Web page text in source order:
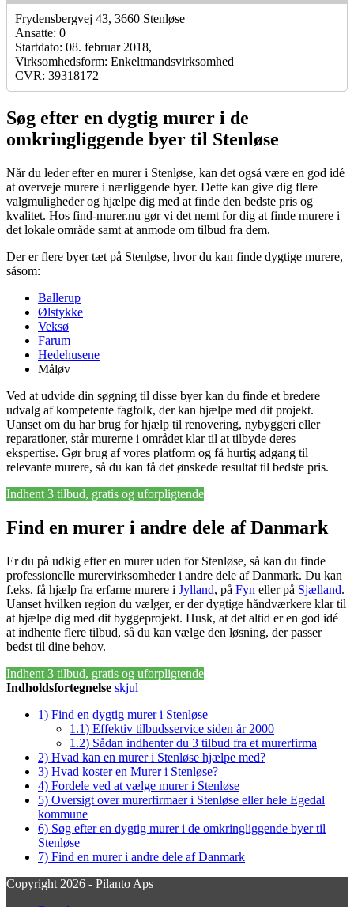
Frydensbergvej 43, 3660 Stenløse
Ansatte: 0
Startdato: 08. februar 2018,
Virksomhedsform: Enkeltmandsvirksomhed
CVR: 39318172
Søg efter en dygtig murer i de
omkringliggende byer til Stenløse
Når du leder efter en murer i Stenløse, kan det også være en god idé
at overveje murere i nærliggende byer. Dette kan give dig flere
valgmuligheder og hjælpe dig med at finde den bedste pris og
kvalitet. Hos find-murer.nu gør vi det nemt for dig at finde murere i
det lokale område samt at anmode om tilbud fra dem.
Der er flere byer tæt på Stenløse, hvor du kan finde dygtige murere,
såsom:
Ballerup
Ølstykke
Veksø
Farum
Hedehusene
Måløv
Ved at udvide din søgning til disse byer kan du finde et bredere
udvalg af kompetente fagfolk, der kan hjælpe med dit projekt.
Uanset om du har brug for hjælp til renovering, nybyggeri eller
reparationer, står murerne i området klar til at tilbyde deres
ekspertise. Gør brug af vores platform og få hurtig adgang til
relevante murere, så du kan få det ønskede resultat til bedste pris.
Indhent 3 tilbud, gratis og uforpligtende
Find en murer i andre dele af Danmark
Er du på udkig efter en murer uden for Stenløse, så kan du finde
professionelle murervirksomheder i andre dele af Danmark. Du kan
f.eks. få hjælp fra erfarne murere i Jylland, på Fyn eller på Sjælland.
Uanset hvilken region du vælger, er der dygtige håndværkere klar til
at hjælpe dig med dit byggeprojekt. Husk, at det altid er en god idé
at indhente flere tilbud, så du kan vælge den løsning, der passer
bedst til dine behov.
Indhent 3 tilbud, gratis og uforpligtende
Indholdsfortegnelse skjul
1) Find en dygtig murer i Stenløse
1.1) Effektiv tilbudsservice siden år 2000
1.2) Sådan indhenter du 3 tilbud fra et murerfirma
2) Hvad kan en murer i Stenløse hjælpe med?
3) Hvad koster en Murer i Stenløse?
4) Fordele ved at vælge murer i Stenløse
5) Oversigt over murerfirmaer i Stenløse eller hele Egedal
kommune
6) Søg efter en dygtig murer i de omkringliggende byer til
Stenløse
7) Find en murer i andre dele af Danmark
Copyright 2026 - Pilanto Aps